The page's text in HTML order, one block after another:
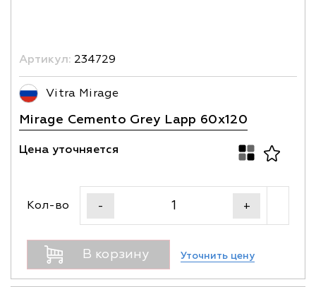
Артикул: 234729
Vitra Mirage
Mirage Cemento Grey Lapp 60x120
Цена уточняется
Кол-во - +
В корзину Уточнить цену